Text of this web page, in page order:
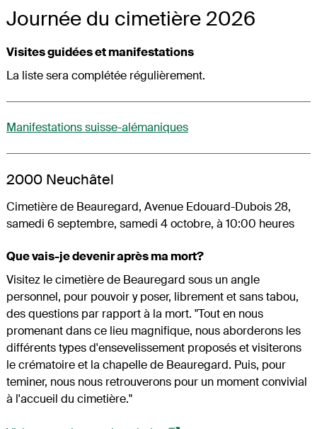
Journée du cimetière 2026
Visites guidées et manifestations
La liste sera complétée régulièrement.
Manifestations suisse-alémaniques
2000 Neuchâtel
Cimetière de Beauregard, Avenue Edouard-Dubois 28,
samedi 6 septembre, samedi 4 octobre, à 10:00 heures
Que vais-je devenir après ma mort?
Visitez le cimetière de Beauregard sous un angle
personnel, pour pouvoir y poser, librement et sans tabou,
des questions par rapport à la mort. "Tout en nous
promenant dans ce lieu magnifique, nous aborderons les
différents types d'ensevelissement proposés et visiterons
le crématoire et la chapelle de Beauregard. Puis, pour
teminer, nous nous retrouverons pour un moment convivial
à l'accueil du cimetière."